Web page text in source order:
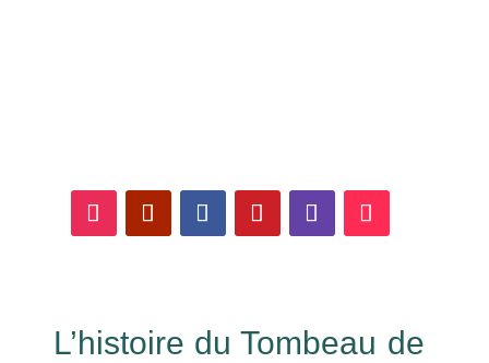
L’histoire du Tombeau de